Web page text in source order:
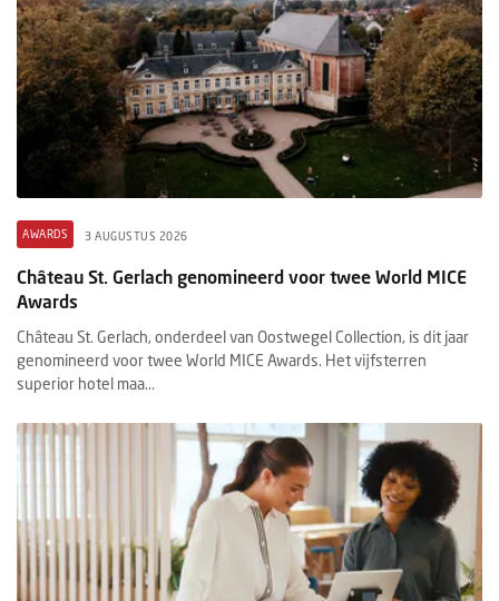
AWARDS 3 AUGUSTUS 2026
Château St. Gerlach genomineerd voor twee World MICE
Awards
Château St. Gerlach, onderdeel van Oostwegel Collection, is dit jaar
genomineerd voor twee World MICE Awards. Het vijfsterren
superior hotel maa...